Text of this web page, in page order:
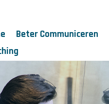
Beter Communiceren